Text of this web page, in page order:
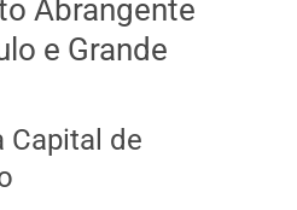
Abrangente
e Grande
Capital de